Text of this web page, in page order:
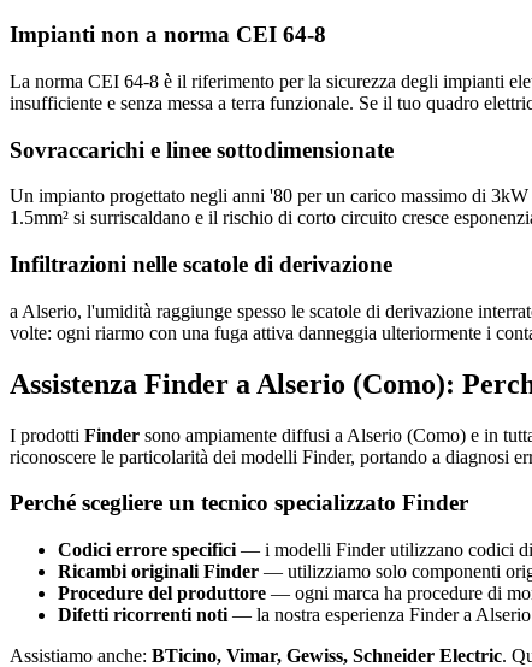
Impianti non a norma CEI 64-8
La norma CEI 64-8 è il riferimento per la sicurezza degli impianti
insufficiente e senza messa a terra funzionale. Se il tuo quadro
Sovraccarichi e linee sottodimensionate
Un impianto progettato negli anni '80 per un carico massimo di
1.5mm² si surriscaldano e il rischio di corto circuito cresce
Infiltrazioni nelle scatole di derivazione
a Alserio, l'umidità raggiunge spesso le scatole di derivazione
volte: ogni riarmo con una fuga attiva danneggia ulteriormente i
Assistenza Finder a Alserio (Como):
I prodotti Finder sono ampiamente diffusi a Alserio (Como) e in
riconoscere le particolarità dei modelli Finder, portando a diagnosi
Perché scegliere un tecnico specializzato Finder
Codici errore specifici — i modelli Finder utilizzano codici
Ricambi originali Finder — utilizziamo solo componenti
Procedure del produttore — ogni marca ha procedure di
Difetti ricorrenti noti — la nostra esperienza Finder a
Assistiamo anche: BTicino, Vimar, Gewiss, Schneider Electric.